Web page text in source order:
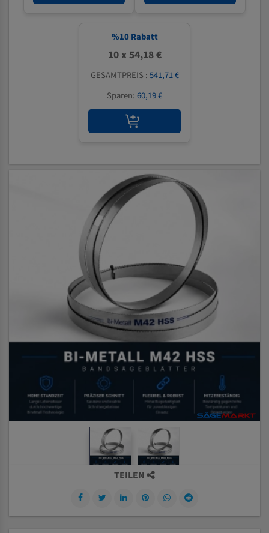
%10 Rabatt
10 x 54,18 €
GESAMTPREIS :541,71 €
Sparen:60,19 €
TEILEN